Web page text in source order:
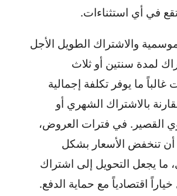
في أي استثناءات.
والاشتراك الطويل الأجل
لمدة سنتين أو ثلاث
غالباً ما يوفر تكلفة إجمالية
بالاشتراك الشهري أو
القصير. في فترات العروض،
تنخفض الأسعار بشكل
ما يجعل التحويل إلى اشتراك
اقتصادياً مع حماية الدفع.